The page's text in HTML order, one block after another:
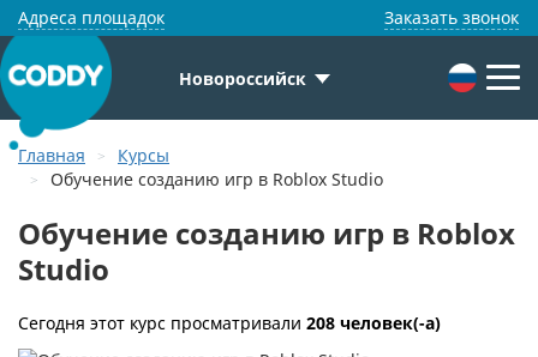
Адреса площадок Заказать звонок
Новороссийск
Главная
Курсы
Обучение созданию игр в Roblox Studio
Обучение созданию игр в Roblox
Studio
Сегодня этот курс просматривали 208 человек(-а)